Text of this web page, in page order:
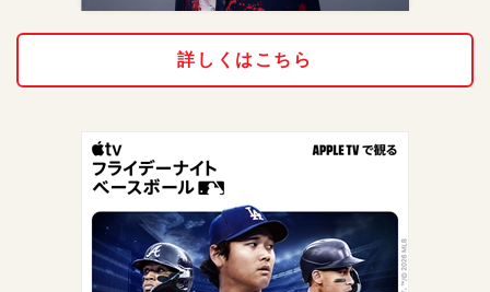
詳しくはこちら